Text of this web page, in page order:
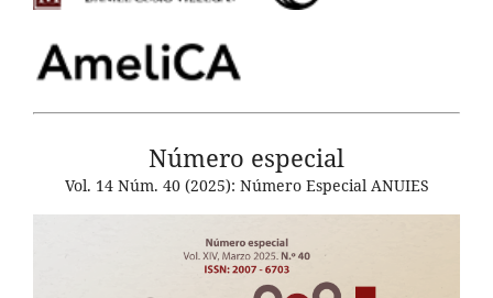
Número especial
Vol. 14 Núm. 40 (2025): Número Especial ANUIES